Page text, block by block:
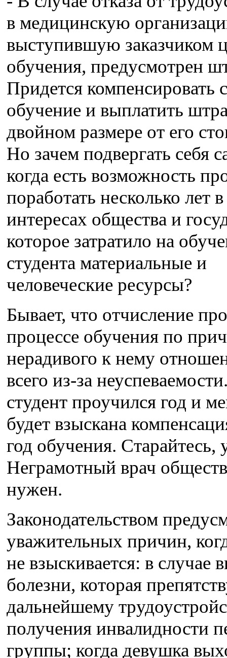
в медицинскую
выступившую заказчиком
обучения, предусмотрен
Придется компенсировать
обучение и выплатить
двойном размере от его
Но зачем подвергать себя
когда есть возможность
поработать несколько лет в
интересах общества и
которое затратило на
студента материальные и
человеческие ресурсы?
Бывает, что отчисление
процессе обучения по
нерадивого к нему
всего из-за
студент проучился год и
будет взыскана
год обучения. Старайтесь,
Неграмотный врач
нужен.
Законодательством
уважительных причин,
не взыскивается: в случае
болезни, которая
дальнейшему
получения инвалидности
группы; когда девушка